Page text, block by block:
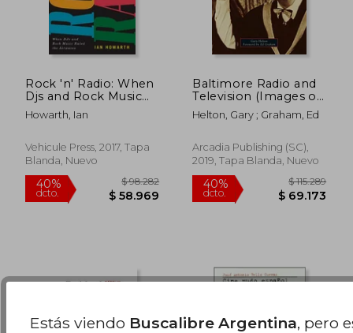
50%
dcto. $ 64.510
50%
dcto. $
Rock 'n' Radio: When
Djs and Rock Music
Ruled the Airwaves
(en Inglés)
Howarth, Ian
Vehicule Press, 2017, Tapa
Blanda, Nuevo
Baltimore Radio and
Television (Images of
America) (en Inglés)
Helton, Gary ; Graham, Ed
Arcadia Publishing (SC),
2019, Tapa Blanda, Nuevo
Estás viendo Buscalibre Argentina, pero